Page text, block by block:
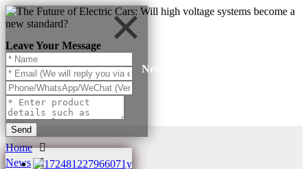
Leave Your Message
Send
News
Home
News